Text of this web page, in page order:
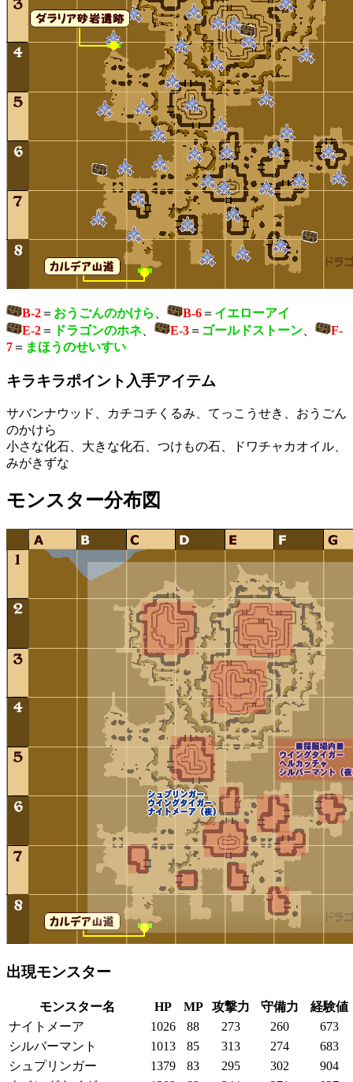
B-2 ＝ おうごんのかけら B-6 ＝ イエローアイ
E-2 ＝ ドラゴンのホネ E-3 ＝ ゴールドストーン
F-
7 ＝ まほうのせいすい
キラキラポイント入手アイテム
サバンナウッド、カチコチくるみ、てっこうせき、おうごん
のかけら
小さな化石、大きな化石、つけもの石、ドワチャカオイル、
みがきずな
モンスター分布図
出現モンスター
モンスター名 HP MP 攻撃力 守備力
経験値
ナイトメーア
1026 88 273 260
673
シルバーマント
1013 85 313 274
683
シュプリンガー
1379 83 295 302
904